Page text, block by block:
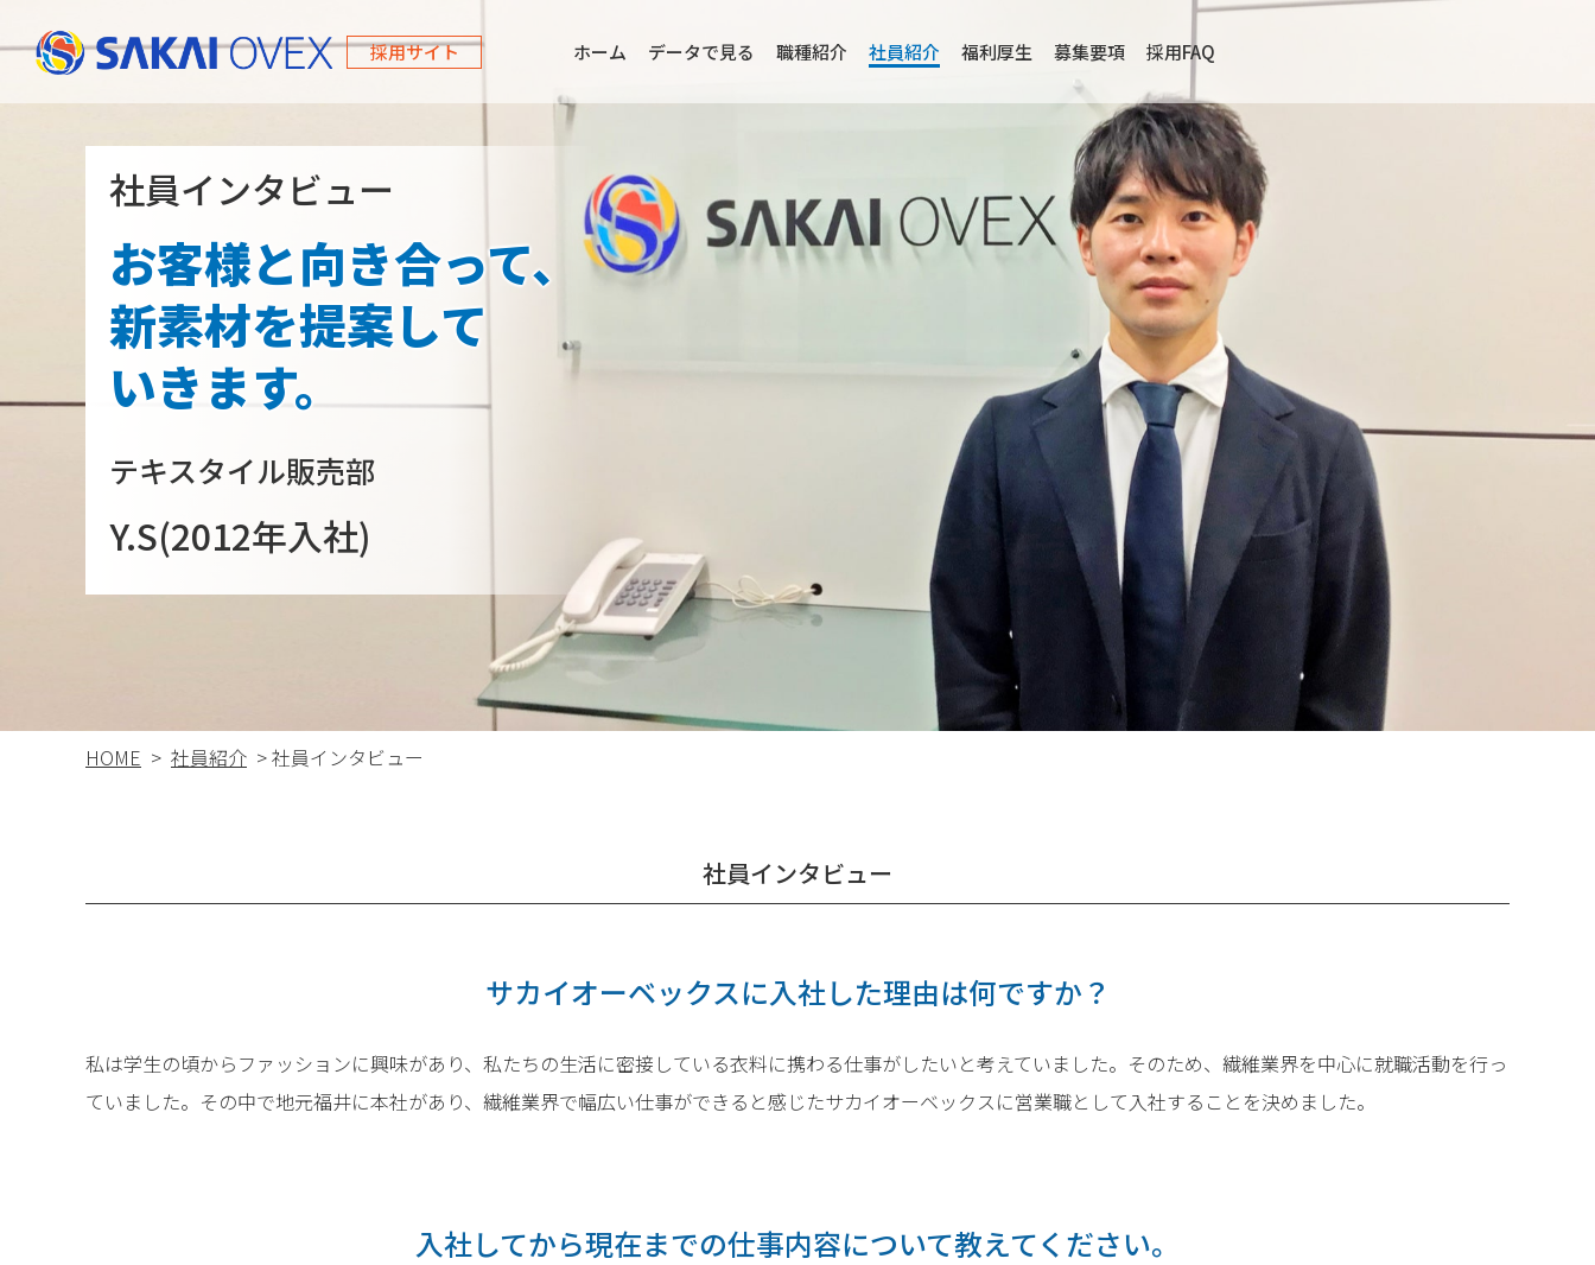
採用サイト ホーム データで見る 職種紹介 社員紹介 福利厚生 募集要項 採用FAQ
社員インタビュー
お客様と向き合って、
新素材を提案して
いきます。
テキスタイル販売部
Y.S(2012年入社)
HOME > 社員紹介 > 社員インタビュー
社員インタビュー
サカイオーベックスに入社した理由は何ですか？
私は学生の頃からファッションに興味があり、私たちの生活に密接している衣料に携わる仕事がしたいと考えていました。そのため、繊維業界を中心に就職活動を行っ
ていました。その中で地元福井に本社があり、繊維業界で幅広い仕事ができると感じたサカイオーベックスに営業職として入社することを決めました。
入社してから現在までの仕事内容について教えてください。